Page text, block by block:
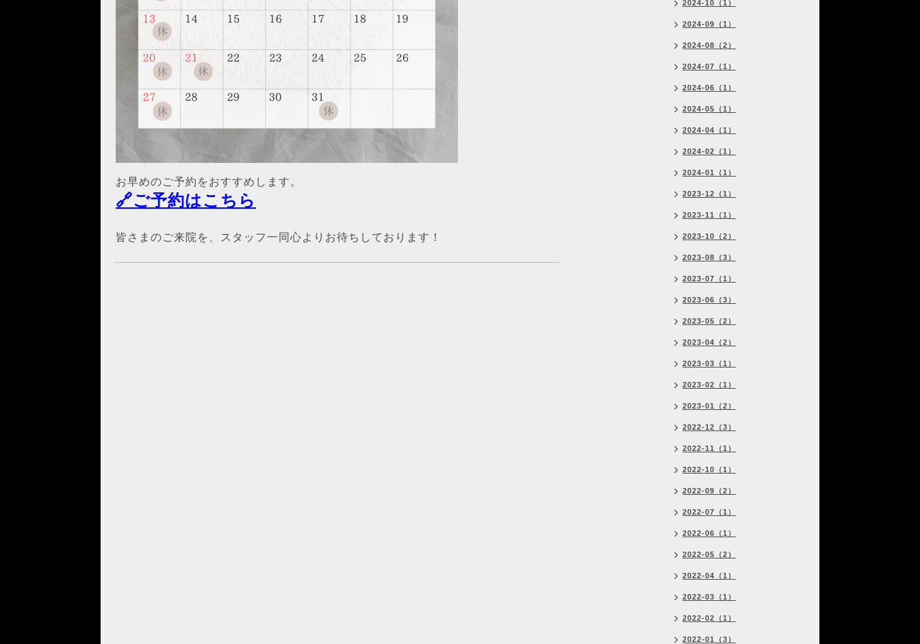
お早めのご予約をおすすめします。
🔗ご予約はこちら
皆さまのご来院を、スタッフ一同心よりお待ちしております！
2024-10（1）
2024-09（1）
2024-08（2）
2024-07（1）
2024-06（1）
2024-05（1）
2024-04（1）
2024-02（1）
2024-01（1）
2023-12（1）
2023-11（1）
2023-10（2）
2023-08（3）
2023-07（1）
2023-06（3）
2023-05（2）
2023-04（2）
2023-03（1）
2023-02（1）
2023-01（2）
2022-12（3）
2022-11（1）
2022-10（1）
2022-09（2）
2022-07（1）
2022-06（1）
2022-05（2）
2022-04（1）
2022-03（1）
2022-02（1）
2022-01（3）